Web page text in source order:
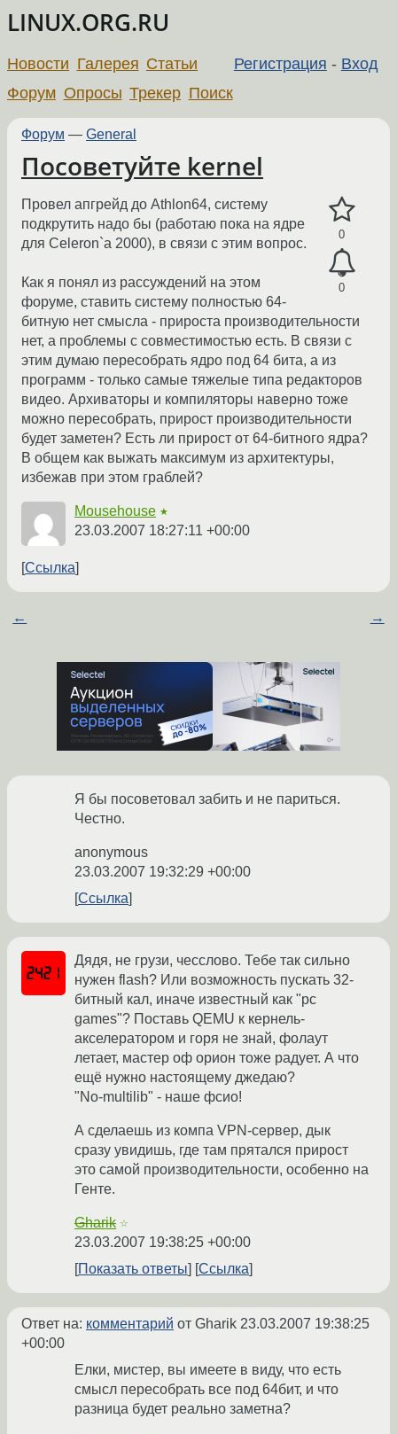
LINUX.ORG.RU
Регистрация - Вход
Новости Галерея Статьи
Форум Опросы Трекер Поиск
Форум — General
Посоветуйте kernel
0
0
Провел апгрейд до Athlon64, систему
подкрутить надо бы (работаю пока на ядре
для Celeron`a 2000), в связи с этим вопрос.
Как я понял из рассуждений на этом
форуме, ставить систему полностью 64-
битную нет смысла - прироста производительности
нет, а проблемы с совместимостью есть. В связи с
этим думаю пересобрать ядро под 64 бита, а из
программ - только самые тяжелые типа редакторов
видео. Архиваторы и компиляторы наверно тоже
можно пересобрать, прирост производительности
будет заметен? Есть ли прирост от 64-битного ядра?
В общем как выжать максимум из архитектуры,
избежав при этом граблей?
Mousehouse ★
23.03.2007 18:27:11 +00:00
Ссылка
← →
Я бы посоветовал забить и не париться.
Честно.
anonymous
23.03.2007 19:32:29 +00:00
Ссылка
Дядя, не грузи, чесслово. Тебе так сильно
нужен flash? Или возможность пускать 32-
битный кал, иначе известный как "pc
games"? Поставь QEMU к кернель-
акселератором и горя не знай, фолаут
летает, мастер оф орион тоже радует. А что
ещё нужно настоящему джедаю?
"No-multilib" - наше фсио!
А сделаешь из компа VPN-сервер, дык
сразу увидишь, где там прятался прирост
это самой производительности, особенно на
Генте.
Gharik ☆
23.03.2007 19:38:25 +00:00
Показать ответы
Ссылка
Ответ на: комментарий от Gharik 23.03.2007 19:38:25
+00:00
Елки, мистер, вы имеете в виду, что есть
смысл пересобрать все под 64бит, и что
разница будет реально заметна?